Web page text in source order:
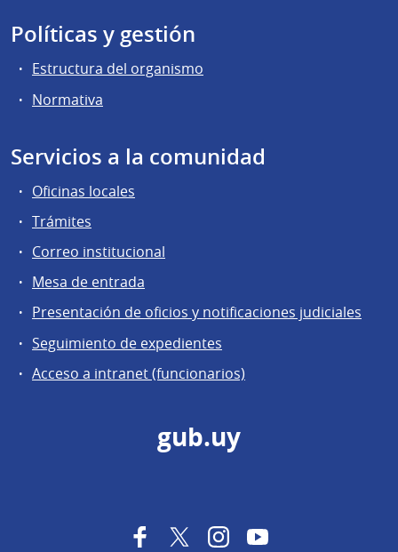
Políticas y gestión
Estructura del organismo
Normativa
Servicios a la comunidad
Oficinas locales
Trámites
Correo institucional
Mesa de entrada
Presentación de oficios y notificaciones judiciales
Seguimiento de expedientes
Acceso a intranet (funcionarios)
gub.uy
FacebookTwitterInstagramYouTube